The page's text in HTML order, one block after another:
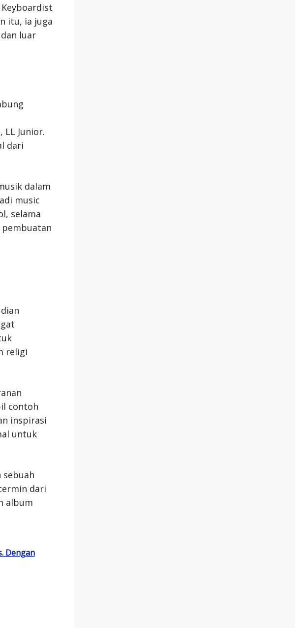
itu, ia juga
luar
Junior.
dari
dalam
music
selama
religi
contoh
inspirasi
untuk
sebuah
dari
album
Dengan